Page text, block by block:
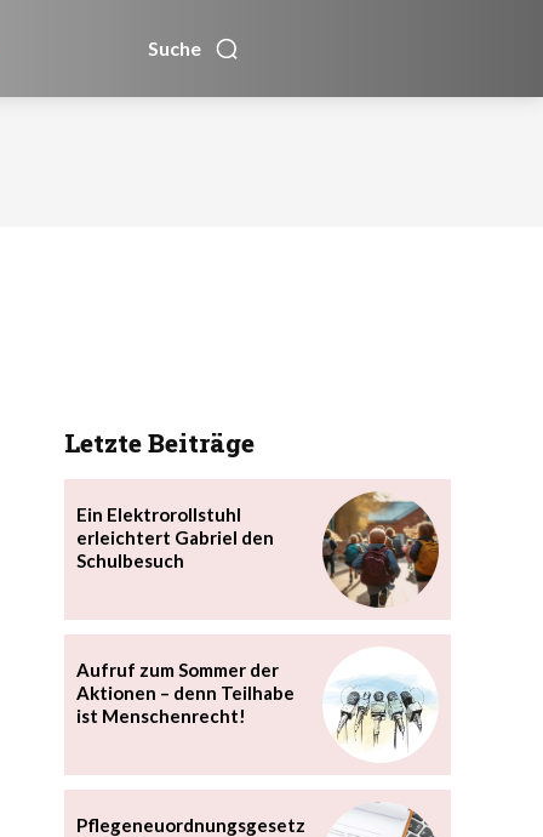
Suche
Letzte Beiträge
Ein Elektrorollstuhl
erleichtert Gabriel den
Schulbesuch
Aufruf zum Sommer der
Aktionen – denn Teilhabe
ist Menschenrecht!
Pflegeneuordnungsgesetz